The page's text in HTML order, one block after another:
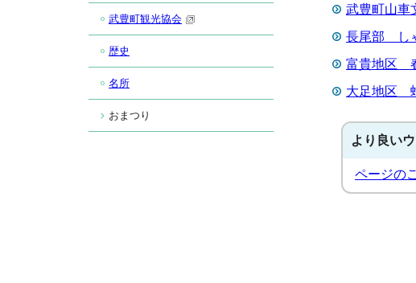
武豊町山車
長尾部 し
富貴地区
大足地区
より良い
ページの
武豊町観光協会
歴史
名所
おまつり